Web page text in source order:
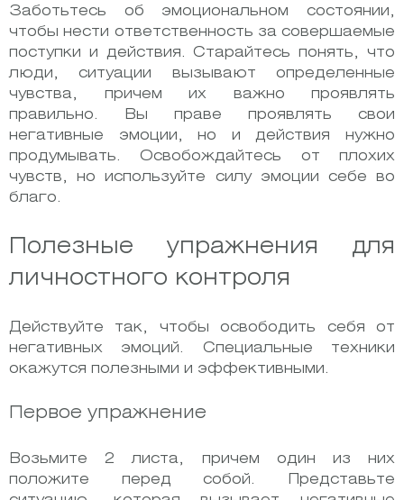
Заботьтесь об эмоциональном состоянии,
чтобы нести ответственность за совершаемые
поступки и действия. Старайтесь понять, что
люди, ситуации вызывают определенные
чувства, причем их важно проявлять
правильно. Вы праве проявлять свои
негативные эмоции, но и действия нужно
продумывать. Освобождайтесь от плохих
чувств, но используйте силу эмоции себе во
благо.
Полезные упражнения для
личностного контроля
Действуйте так, чтобы освободить себя от
негативных эмоций. Специальные техники
окажутся полезными и эффективными.
Первое упражнение
Возьмите 2 листа, причем один из них
положите перед собой. Представьте